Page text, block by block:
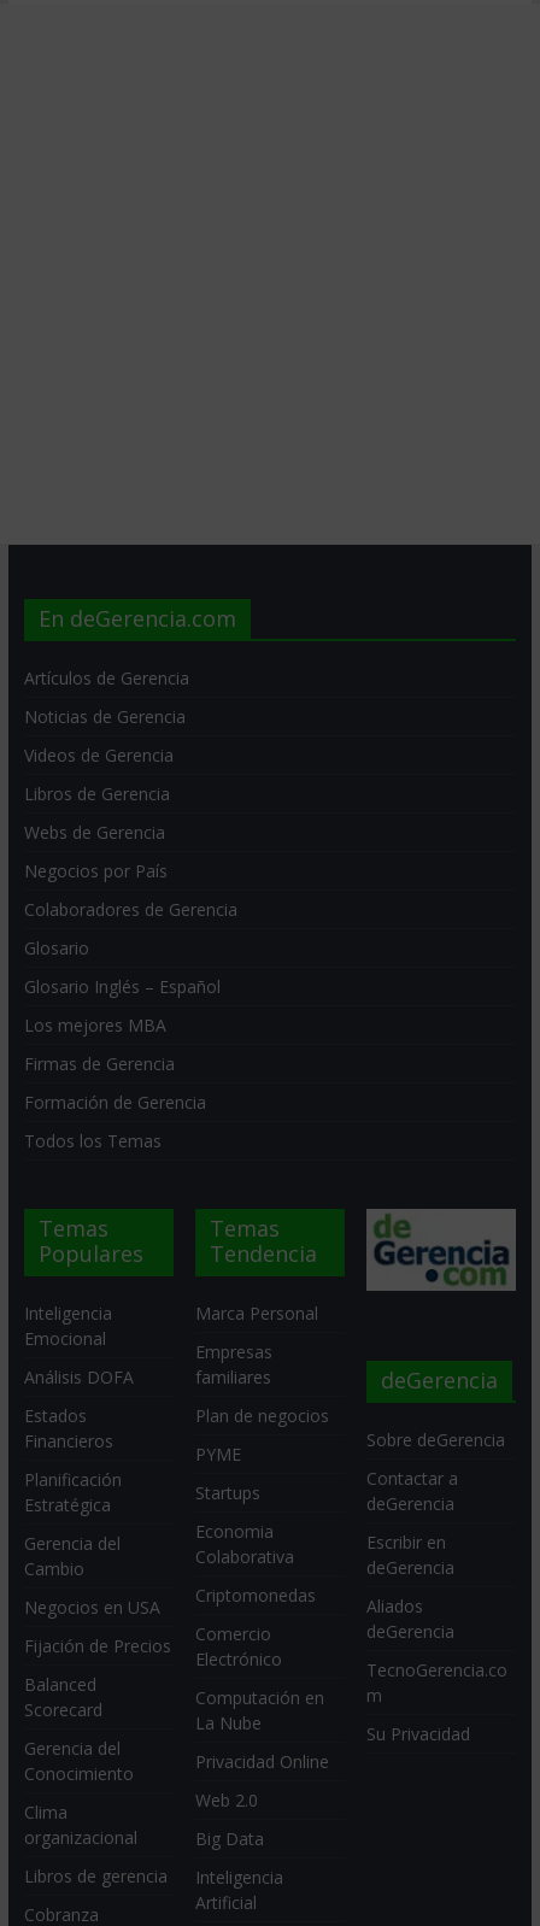
En deGerencia.com
Artículos de Gerencia
Noticias de Gerencia
Videos de Gerencia
Libros de Gerencia
Webs de Gerencia
Negocios por País
Colaboradores de Gerencia
Glosario
Glosario Inglés – Español
Los mejores MBA
Firmas de Gerencia
Formación de Gerencia
Todos los Temas
Temas
Populares
Inteligencia
Emocional
Análisis DOFA
Estados
Financieros
Planificación
Estratégica
Gerencia del
Cambio
Negocios en USA
Fijación de Precios
Balanced
Scorecard
Gerencia del
Conocimiento
Clima
organizacional
Libros de gerencia
Cobranza
Temas
Tendencia
Marca Personal
Empresas
familiares
Plan de negocios
PYME
Startups
Economia
Colaborativa
Criptomonedas
Comercio
Electrónico
Computación en
La Nube
Privacidad Online
Web 2.0
Big Data
Inteligencia
Artificial
deGerencia
Sobre deGerencia
Contactar a
deGerencia
Escribir en
deGerencia
Aliados
deGerencia
TecnoGerencia.co
m
Su Privacidad